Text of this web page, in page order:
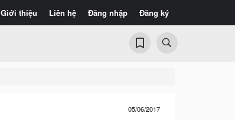
Giới thiệu Liên hệ Đăng nhập Đăng ký
05/06/2017